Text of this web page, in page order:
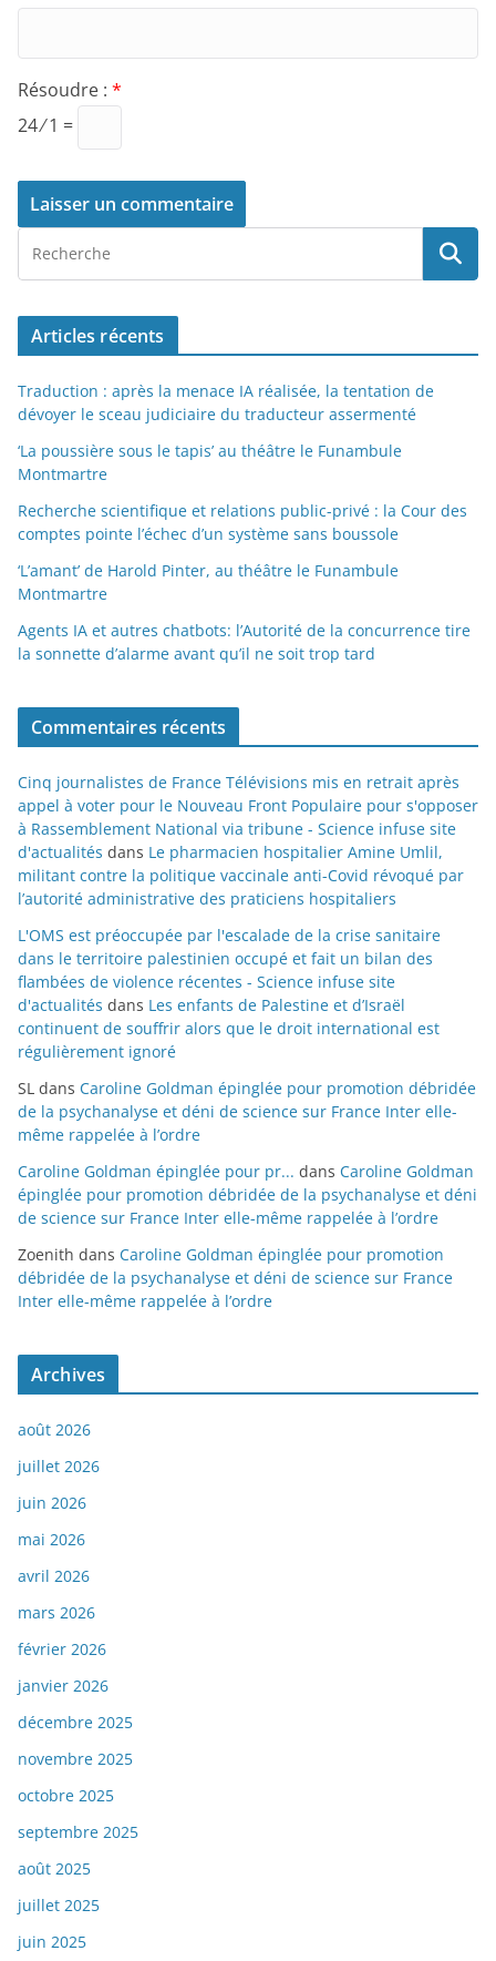
Résoudre : *
24 ⁄ 1 =
Articles récents
Traduction : après la menace IA réalisée, la tentation de
dévoyer le sceau judiciaire du traducteur assermenté
‘La poussière sous le tapis’ au théâtre le Funambule
Montmartre
Recherche scientifique et relations public-privé : la Cour des
comptes pointe l’échec d’un système sans boussole
‘L’amant’ de Harold Pinter, au théâtre le Funambule
Montmartre
Agents IA et autres chatbots: l’Autorité de la concurrence tire
la sonnette d’alarme avant qu’il ne soit trop tard
Commentaires récents
Cinq journalistes de France Télévisions mis en retrait après
appel à voter pour le Nouveau Front Populaire pour s'opposer
à Rassemblement National via tribune - Science infuse site
d'actualités dans Le pharmacien hospitalier Amine Umlil,
militant contre la politique vaccinale anti-Covid révoqué par
l’autorité administrative des praticiens hospitaliers
L'OMS est préoccupée par l'escalade de la crise sanitaire
dans le territoire palestinien occupé et fait un bilan des
flambées de violence récentes - Science infuse site
d'actualités dans Les enfants de Palestine et d’Israël
continuent de souffrir alors que le droit international est
régulièrement ignoré
SL dans Caroline Goldman épinglée pour promotion débridée
de la psychanalyse et déni de science sur France Inter elle-
même rappelée à l’ordre
Caroline Goldman épinglée pour pr... dans Caroline Goldman
épinglée pour promotion débridée de la psychanalyse et déni
de science sur France Inter elle-même rappelée à l’ordre
Zoenith dans Caroline Goldman épinglée pour promotion
débridée de la psychanalyse et déni de science sur France
Inter elle-même rappelée à l’ordre
Archives
août 2026
juillet 2026
juin 2026
mai 2026
avril 2026
mars 2026
février 2026
janvier 2026
décembre 2025
novembre 2025
octobre 2025
septembre 2025
août 2025
juillet 2025
juin 2025